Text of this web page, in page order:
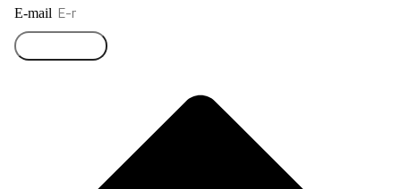
E-mail